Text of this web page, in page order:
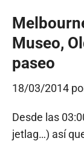
Museo,
paseo
18/03/2014
Desde las
jetlag…) así